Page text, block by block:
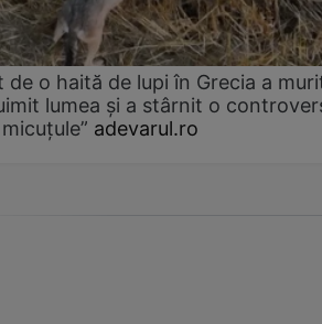
de o haită de lupi în Grecia a
lumea și a stârnit o
adevarul.ro